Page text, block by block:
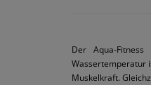
Der Aqua-
Wassertemperatur
Muskelkraft.